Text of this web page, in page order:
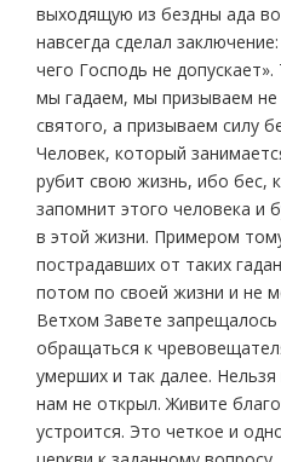
выходящую из бездны ада
навсегда сделал
чего Господь не
мы гадаем, мы призываем не
святого, а призываем силу
Человек, который
рубит свою жизнь, ибо бес,
запомнит этого человека и
в этой жизни. Примером
пострадавших от таких
потом по своей жизни и не
Ветхом Завете
обращаться к
умерших и так далее.
нам не открыл. Живите
устроится. Это четкое и